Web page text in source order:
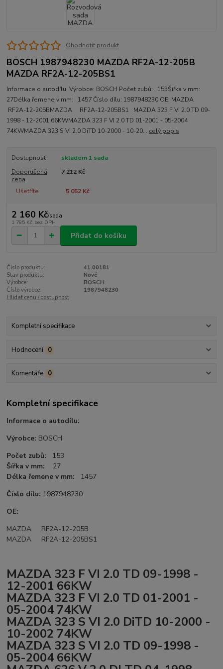
Ohodnotit produkt
BOSCH 1987948230 MAZDA RF2A-12-205B
MAZDA RF2A-12-205BS1
Informace o autodílu: Výrobce: BOSCH Počet zubů: 153Šířka v mm:
27Délka řemene v mm: 1457 Číslo dílu: 1987948230 OE: MAZDA
RF2A-12-205BMAZDA RF2A-12-205BS1 MAZDA 323 F VI 2.0 TD 09-
1998 - 12-2001 66KWMAZDA 323 F VI 2.0 TD 01-2001 - 05-2004
74KWMAZDA 323 S VI 2.0 DiTD 10-2000 - 10-20... celý popis
Dostupnost
skladem 1 sada
Doporučená
cena
7 212 Kč
Ušetříte 5 052 Kč
2 160 Kč/sada
1 785 Kč bez DPH
Přidat do košíku
Číslo produktu:
41.00181
Stav produktu:
Nové
Výrobce:
BOSCH
Číslo výrobce:
1987948230
Hlídat cenu / dostupnost
Kompletní specifikace
Hodnocení 0
Komentáře 0
Kompletní specifikace
Informace o autodílu:
Výrobce: BOSCH
Počet zubů: 153
Šířka v mm: 27
Délka řemene v mm: 1457
Číslo dílu: 1987948230
OE:
MAZDA RF2A-12-205B
MAZDA RF2A-12-205BS1
MAZDA 323 F VI 2.0 TD 09-1998 -
12-2001 66KW
MAZDA 323 F VI 2.0 TD 01-2001 -
05-2004 74KW
MAZDA 323 S VI 2.0 DiTD 10-2000 -
10-2002 74KW
MAZDA 323 S VI 2.0 TD 09-1998 -
05-2004 66KW